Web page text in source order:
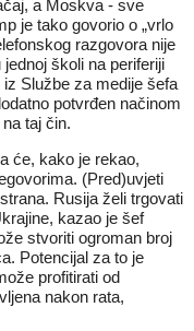
a Moskva - sve
je tako govorio o „vrlo
razgovora nije
školi na periferiji
Službe za medije šefa
potvrđen načinom
taj čin.
će, kako je rekao,
(Pred)uvjeti
Rusija želi trgovati
kazao je šef
stvoriti ogroman broj
Potencijal za to je
profitirati od
nakon rata,